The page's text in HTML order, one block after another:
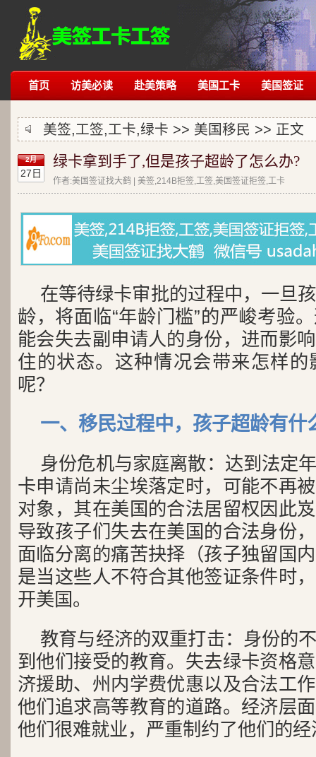
首页 访美必读 赴美策略 美国工卡 美国签证
美签,工签,工卡,绿卡 >> 美国移民 >> 正文
2月
27日
绿卡拿到手了,但是孩子超龄了怎么办?
作者:美国签证找大鹤 | 美签,214B拒签,工签,美国签证拒签,工卡
在等待绿卡审批的过程中，一旦
龄，将面临“年龄门槛”的严峻考验
能会失去副申请人的身份，进而影
住的状态。这种情况会带来怎样
呢？
一、移民过程中，孩子超龄有什
身份危机与家庭离散：达到法定
卡申请尚未尘埃落定时，可能不再
对象，其在美国的合法居留权因此
导致孩子们失去在美国的合法身份
面临分离的痛苦抉择（孩子独留国
是当这些人不符合其他签证条件时
开美国。
教育与经济的双重打击：身份的
到他们接受的教育。失去绿卡资格
济援助、州内学费优惠以及合法工
他们追求高等教育的道路。经济层
他们很难就业，严重制约了他们的